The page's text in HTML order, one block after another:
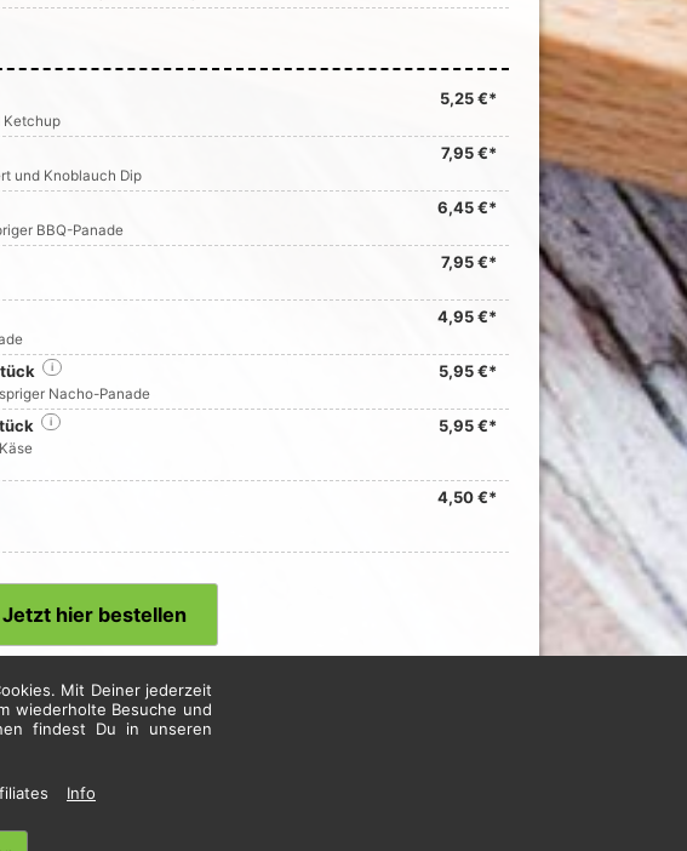
5,25 €*
Ketchup
7,95 €*
und Knoblauch Dip
6,45 €*
BBQ-Panade
7,95 €*
4,95 €*
5,95 €*
i
Nacho-Panade
5,95 €*
i
4,50 €*
Jetzt hier bestellen
ggf. abweichen.
unter i
·AGB
Mit Deiner jederzeit
wiederholte Besuche und
findest Du in unseren
Info